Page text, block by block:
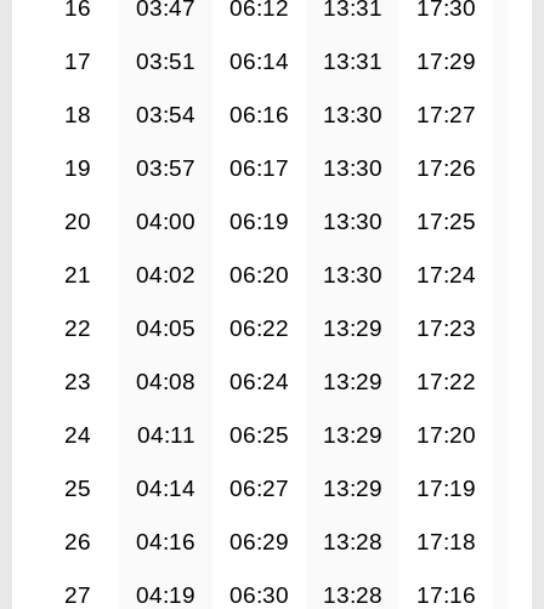
16 03:47 06:12 13:31 17:30
17 03:51 06:14 13:31 17:29
18 03:54 06:16 13:30 17:27
19 03:57 06:17 13:30 17:26
20 04:00 06:19 13:30 17:25
21 04:02 06:20 13:30 17:24
22 04:05 06:22 13:29 17:23
23 04:08 06:24 13:29 17:22
24 04:11 06:25 13:29 17:20
25 04:14 06:27 13:29 17:19
26 04:16 06:29 13:28 17:18
27 04:19 06:30 13:28 17:16